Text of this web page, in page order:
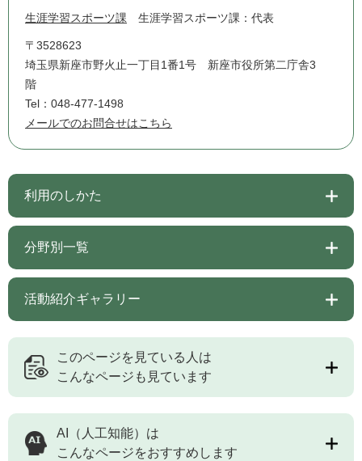
生涯学習スポーツ課 生涯学習スポーツ課：代表
〒3528623
埼玉県新座市野火止一丁目1番1号 新座市役所第二庁舎3
階
Tel：048-477-1498
メールでのお問合せはこちら
利用のしかた
分野別一覧
活動紹介ギャラリー
このページを見ている人は
こんなページも見ています
AI（人工知能）は
こんなページをおすすめします